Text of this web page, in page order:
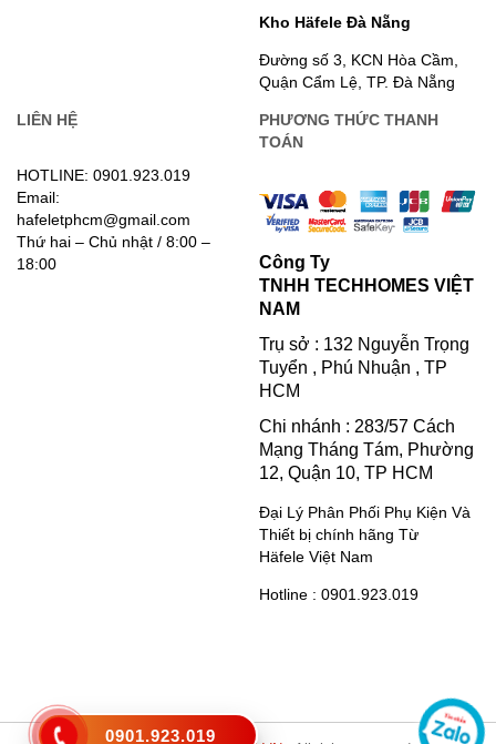
Kho Häfele Đà Nẵng
Đường số 3, KCN Hòa Cầm,
Quận Cẩm Lệ, TP. Đà Nẵng
LIÊN HỆ
HOTLINE: 0901.923.019
Email:
hafeletphcm@gmail.com
Thứ hai – Chủ nhật / 8:00 –
18:00
PHƯƠNG THỨC THANH
TOÁN
Công Ty
TNHH TECHHOMES VIỆT
NAM
Trụ sở : 132 Nguyễn Trọng
Tuyển , Phú Nhuận , TP
HCM
Chi nhánh : 283/57 Cách
Mạng Tháng Tám, Phường
12, Quận 10, TP HCM
Đại Lý Phân Phối Phụ Kiện Và
Thiết bị chính hãng Từ
Häfele Việt Nam
Hotline : 0901.923.019
0901.923.019